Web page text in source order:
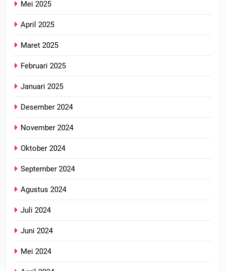
Mei 2025
April 2025
Maret 2025
Februari 2025
Januari 2025
Desember 2024
November 2024
Oktober 2024
September 2024
Agustus 2024
Juli 2024
Juni 2024
Mei 2024